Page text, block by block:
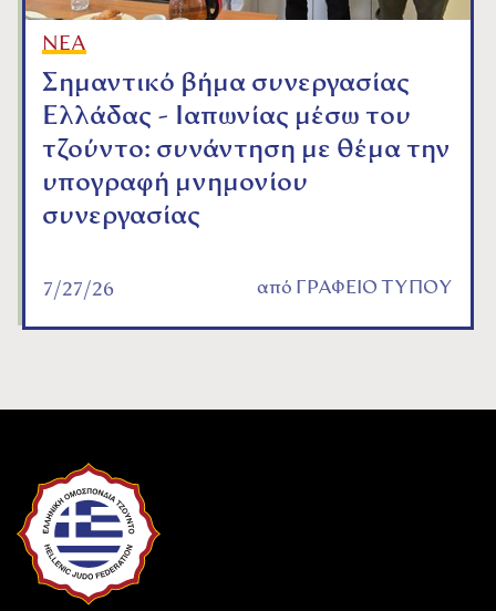
ΝΕΑ
Σημαντικό βήμα συνεργασίας
Ελλάδας - Ιαπωνίας μέσω του
τζούντο: συνάντηση με θέμα την
υπογραφή μνημονίου
συνεργασίας
7/27/26 από ΓΡΑΦΕΙΟ ΤΥΠΟΥ